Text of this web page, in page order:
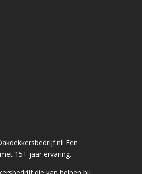
Een
15+ jaar ervaring.